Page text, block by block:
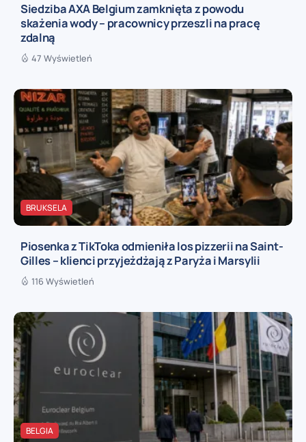
Siedziba AXA Belgium zamknięta z powodu
skażenia wody – pracownicy przeszli na pracę
zdalną
47 Wyświetleń
BRUKSELA
Piosenka z TikToka odmieniła los pizzerii na Saint-
Gilles – klienci przyjeżdżają z Paryża i Marsylii
116 Wyświetleń
BELGIA